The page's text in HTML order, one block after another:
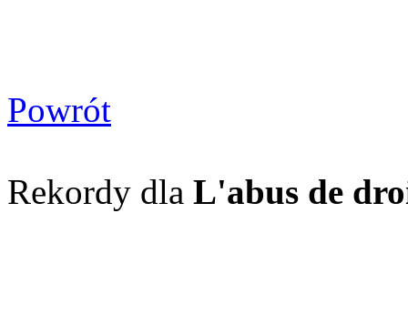
Powrót
Rekordy dla L'abus de